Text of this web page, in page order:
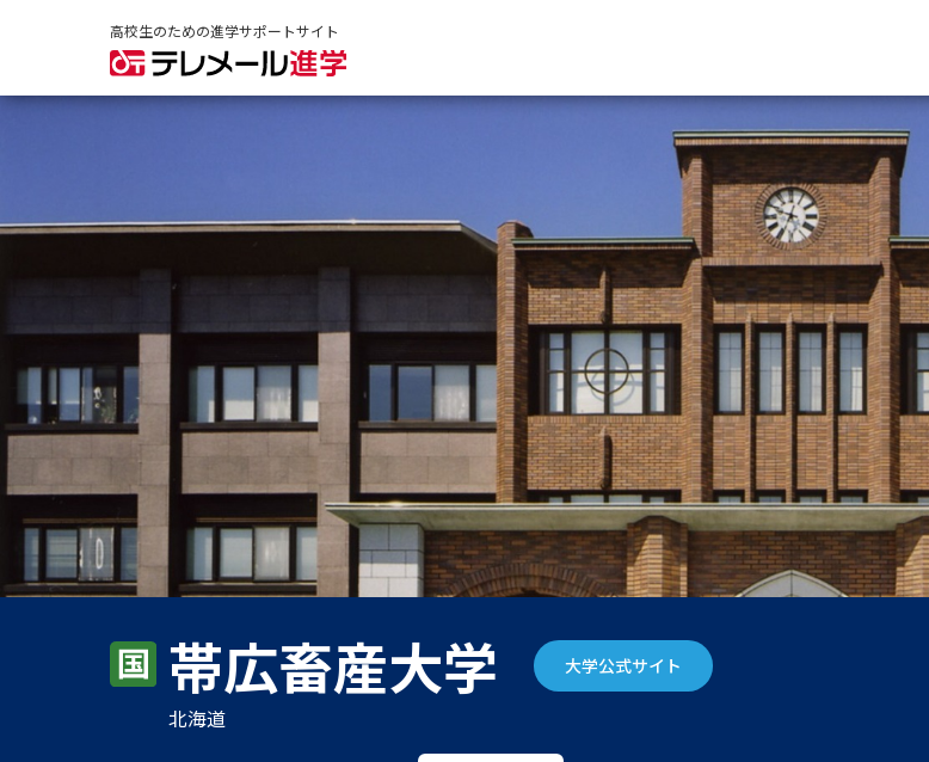
高校生のための進学サポートサイト
資
大学・短大の資
大学パンフ
学部・
総合型選抜・学校推薦
大学入学共通テスト
大学・短大以外
専門学校の資料請求
大学入学共通テスト「
大学入学共通テスト「
帯広畜産大学 大学公式サイト
北海道